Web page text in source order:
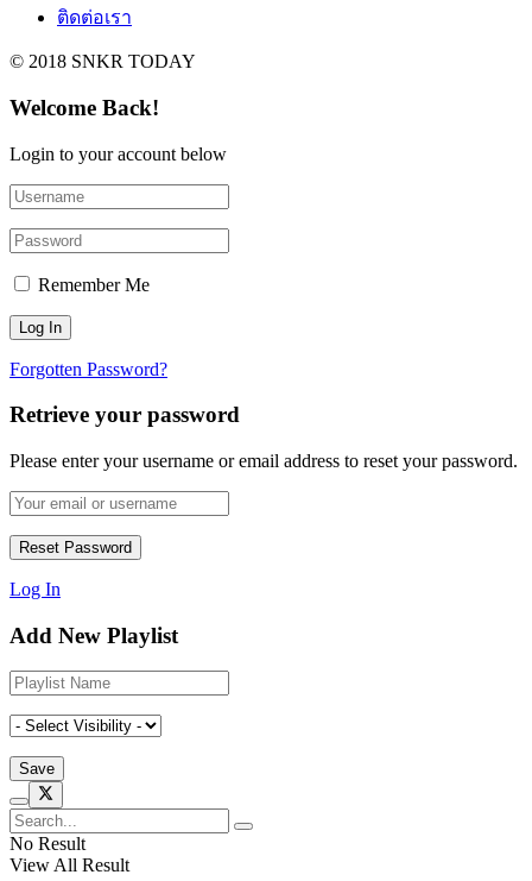
ติดต่อเรา
© 2018 SNKR TODAY
Welcome Back!
Login to your account below
Remember Me
Forgotten Password?
Retrieve your password
Please enter your username or email address to reset your password.
Log In
Add New Playlist
No Result
View All Result